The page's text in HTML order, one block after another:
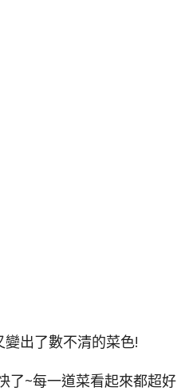
出了數不清的菜色!
了~每一道菜看起來都超好